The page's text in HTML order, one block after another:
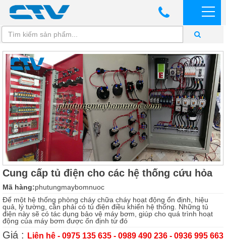
Cung cấp tủ điện cho các hệ thống cứu hỏa
Mã hàng:phutungmaybomnuoc
Để một hệ thống phòng cháy chữa cháy hoạt động ổn định, hiệu
quả, lý tường, cần phải có tủ điện điều khiển hệ thống. Những tủ
điện này sẽ có tác dụng bảo vệ máy bơm, giúp cho quá trình hoạt
động của máy bơm được ổn định từ đó
Giá : Liên hệ - 0975 135 635 - 0989 490 236 - 0936 995 663